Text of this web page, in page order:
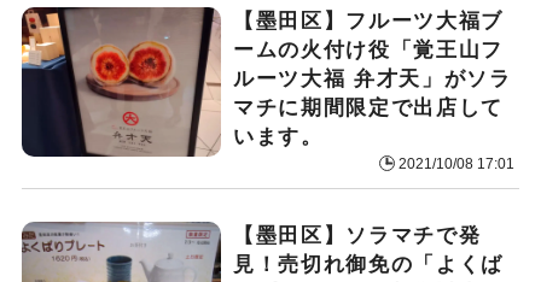
【墨田区】フルーツ大福ブ
ームの火付け役「覚王山フ
ルーツ大福 弁才天」がソラ
マチに期間限定で出店して
います。
2021/10/08 17:01
【墨田区】ソラマチで発
見！売切れ御免の「よくば